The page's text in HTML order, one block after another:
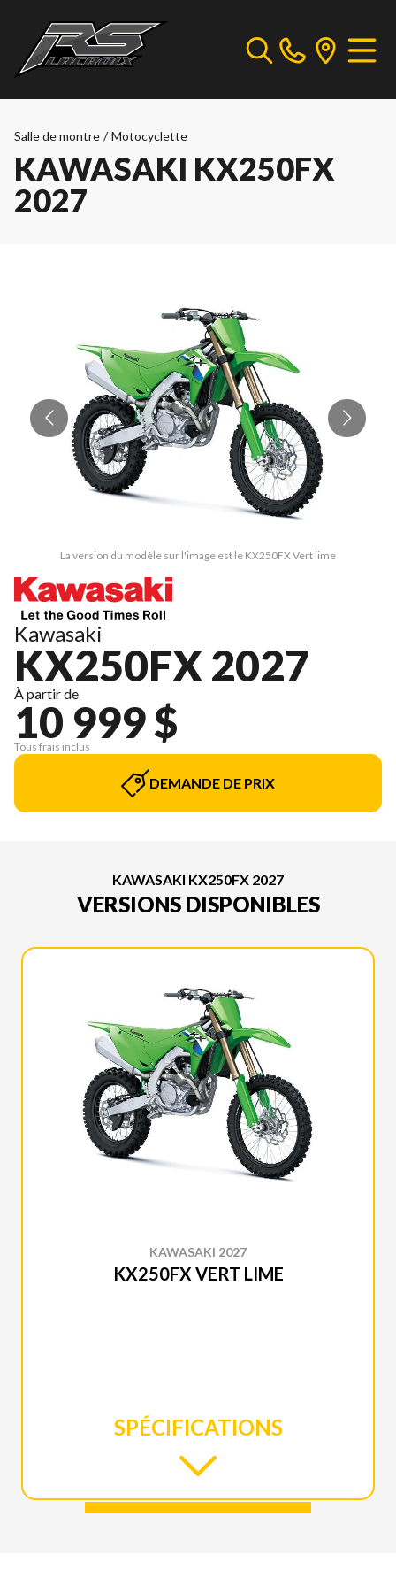
Salle de montre / Motocyclette
KAWASAKI KX250FX
2027
La version du modèle sur l'image est le KX250FX Vert lime
Kawasaki
KX250FX 2027
À partir de
10 999 $
Tous frais inclus
DEMANDE DE PRIX
KAWASAKI KX250FX 2027
VERSIONS DISPONIBLES
KAWASAKI 2027
KX250FX VERT LIME
SPÉCIFICATIONS